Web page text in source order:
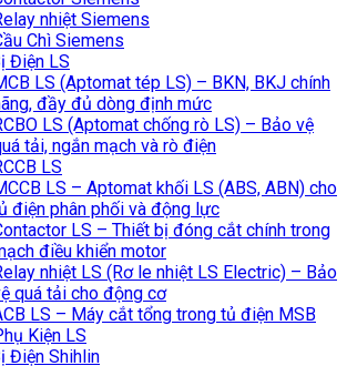
nhiệt Siemens
Chì Siemens
Điện LS
LS (Aptomat tép LS) – BKN, BKJ chính
đầy đủ dòng định mức
LS (Aptomat chống rò LS) – Bảo vệ
tải, ngắn mạch và rò điện
LS
LS – Aptomat khối LS (ABS, ABN) cho
điện phân phối và động lực
LS – Thiết bị đóng cắt chính trong
điều khiển motor
nhiệt LS (Rơ le nhiệt LS Electric) – Bảo
quá tải cho động cơ
LS – Máy cắt tổng trong tủ điện MSB
Kiện LS
Điện Shihlin